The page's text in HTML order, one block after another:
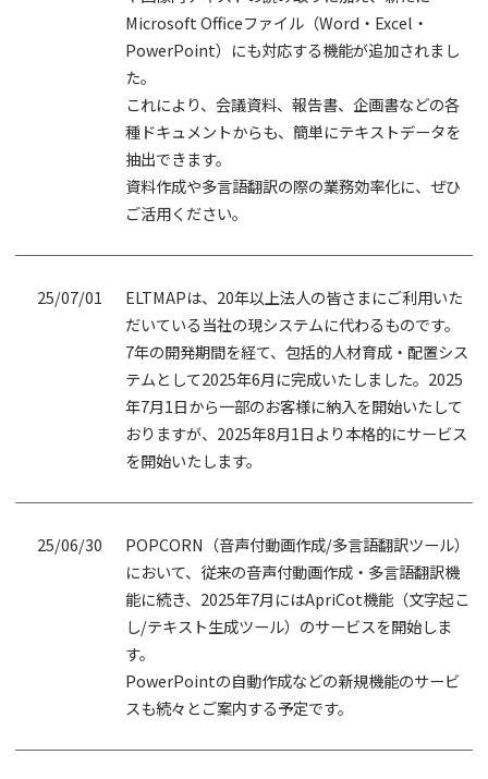
Microsoft Officeファイル（Word・Excel・
PowerPoint）にも対応する機能が追加されまし
た。
これにより、会議資料、報告書、企画書などの各
種ドキュメントからも、簡単にテキストデータを
抽出できます。
資料作成や多言語翻訳の際の業務効率化に、ぜひ
ご活用ください。
25/07/01
ELTMAPは、20年以上法人の皆さまにご利用いた
だいている当社の現システムに代わるものです。
7年の開発期間を経て、包括的人材育成・配置シス
テムとして2025年6月に完成いたしました。2025
年7月1日から一部のお客様に納入を開始いたして
おりますが、2025年8月1日より本格的にサービス
を開始いたします。
25/06/30
POPCORN（音声付動画作成/多言語翻訳ツール）
において、従来の音声付動画作成・多言語翻訳機
能に続き、2025年7月にはApriCot機能（文字起こ
し/テキスト生成ツール）のサービスを開始しま
す。
PowerPointの自動作成などの新規機能のサービ
スも続々とご案内する予定です。